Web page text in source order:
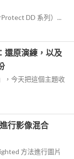
DD 系列）...
還原演練，以及
，今天把這個主題收
行影像混合
方法進行圖片